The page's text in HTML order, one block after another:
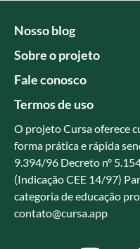
Nosso blog
Sobre o projeto
Fale conosco
Termos de uso
O projeto Cursa oferece
forma prática e rápida
9.394/96 Decreto nº
(Indicação CEE 14/97)
categoria de educação
contato@cursa.app